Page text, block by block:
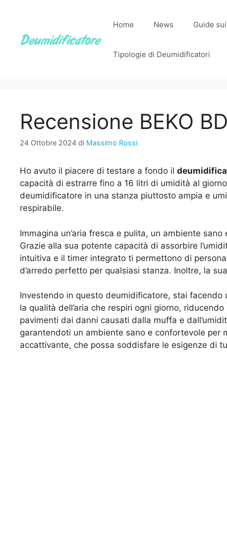
Home News Guide
Tipologie di Deumidificatori
Recensione BEKO
24 Ottobre 2024 di Massimo Rossi
Ho avuto il piacere di testare a fondo il
capacità di estrarre fino a 16 litri di umidità al
deumidificatore in una stanza piuttosto ampia e
respirabile.
Immagina un’aria fresca e pulita, un ambiente
Grazie alla sua potente capacità di assorbire
intuitiva e il timer integrato ti permettono di
d’arredo perfetto per qualsiasi stanza. Inoltre, la
Investendo in questo deumidificatore, stai
la qualità dell’aria che respiri ogni giorno,
pavimenti dai danni causati dalla muffa e
garantendoti un ambiente sano e confortevole per
accattivante, che possa soddisfare le esigenze di